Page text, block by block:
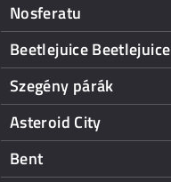
Nosferatu
Beetlejuice Beetlejuice
Szegény párák
Asteroid City
Bent